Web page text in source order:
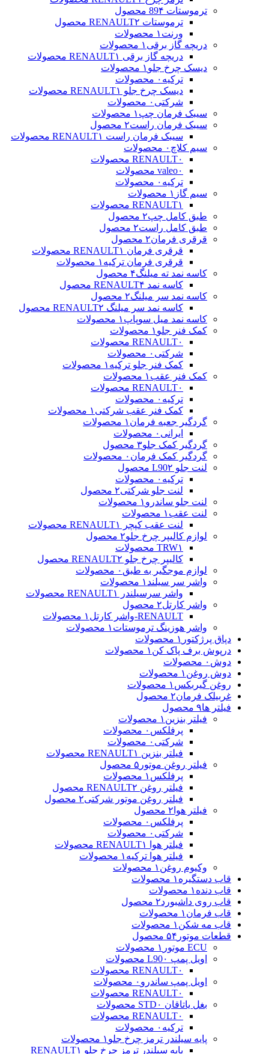
ترموستات 89 ۴ محصول
ترموستات RENAULT ۲ محصول
ورنت ۱ محصولات
دریچه گاز برقی ۱ محصولات
دریچه گاز برقی RENAULT ۱ محصولات
دیسک چرخ جلو ۱ محصولات
ترکیه ۰ محصولات
دیسک چرخ جلو RENAULT ۱ محصولات
شرکتی ۰ محصولات
سیبک فرمان چپ ۱ محصولات
سیبک فرمان راست۲ محصول
سیبک فرمان راست RENAULT ۱ محصولات
سیم کلاچ ۰ محصولات
RENAULT۰ محصولات
valeo۰ محصولات
ترکیه ۰ محصولات
سیم گاز ۱ محصولات
RENAULT۱ محصولات
طبق کامل چپ۲ محصول
طبق کامل راست۲ محصول
قرقری فرمان۲ محصول
قرقری فرمان RENAULT ۱ محصولات
قرقری فرمان ترکیه ۱ محصولات
کاسه نمد ته میلنگ۴ محصول
کاسه نمد RENAULT ۴ محصول
کاسه نمد سر میلنگ۲ محصول
کاسه نمد سر میلنگ RENAULT ۲ محصول
کاسه نمد میل سوپاپ ۱ محصولات
کمک فنر جلو ۱ محصولات
RENAULT۰ محصولات
شرکتی ۰ محصولات
کمک فنر جلو ترکیه ۱ محصولات
کمک فنر عقب ۱ محصولات
RENAULT۰ محصولات
ترکیه ۰ محصولات
کمک فنر عقب شرکتی ۱ محصولات
گردگیر جعبه فرمان ۱ محصولات
ایرانی ۰ محصولات
گردگیر کمک جلو۳ محصول
گردگیر کمک فرمان ۰ محصولات
لنت جلو L90 ۲ محصول
ترکیه ۰ محصولات
لنت جلو شرکتی۲ محصول
لنت جلو ساندرو ۱ محصولات
لنت عقب ۱ محصولات
لنت عقب کپچر RENAULT
۱ محصولات
لوازم کالیپر چرخ جلو۲ محصول
TRW۱ محصولات
کالیپر چرخ جلو RENAULT ۲ محصول
لوازم موجگیر به طبق ۰ محصولات
واشر سر سیلند ۱ محصولات
واشر سرسیلندر RENAULT
۱ محصولات
واشر کارتل۲ محصول
RENAULT-واشر کارتل
۱ محصولات
واشر هوزینگ ترموستات ۱ محصولات
دپاق پرژکتور ۱ محصولات
درپوش برف پاک کن ۱ محصولات
دوش ۰ محصولات
دوش روغن ۱ محصولات
روغن گیربکس ۱ محصولات
غربیلک فرمان۲ محصول
فیلتر ها۹ محصول
فیلتر بنزین ۱ محصولات
پرفلکس ۰ محصولات
شرکتی ۰ محصولات
فیلتر بنزین RENAULT ۱ محصولات
فیلتر روغن موتور ۵ محصول
پرفلکس ۱ محصولات
فیلتر روغن RENAULT ۲ محصول
فیلتر روغن موتور شرکتی۲ محصول
فیلتر هوا ۲ محصول
پرفلکس ۰ محصولات
شرکتی ۰ محصولات
فیلتر هوا RENAULT
۱ محصولات
فیلتر هوا ترکیه ۱ محصولات
وکیوم روغن ۱ محصولات
قاب دستگیره ۱ محصولات
قاب دنده ۱ محصولات
قاب روی داشبورد۲ محصول
قاب فرمان ۱ محصولات
قاب مه شکن ۱ محصولات
قطعات موتور ۵۴ محصول
ECU موتور
۱ محصولات
اویل پمپ L90 ۰ محصولات
RENAULT۰ محصولات
اویل پمپ ساندرو ۰ محصولات
RENAULT۰ محصولات
بغل یاتاقان STD ۰ محصولات
RENAULT۰ محصولات
ترکیه ۰ محصولات
پایه سیلندر ترمز چرخ جلو ۱ محصولات
پایه سیلندر ترمز چرخ جلو RENAULT ۱